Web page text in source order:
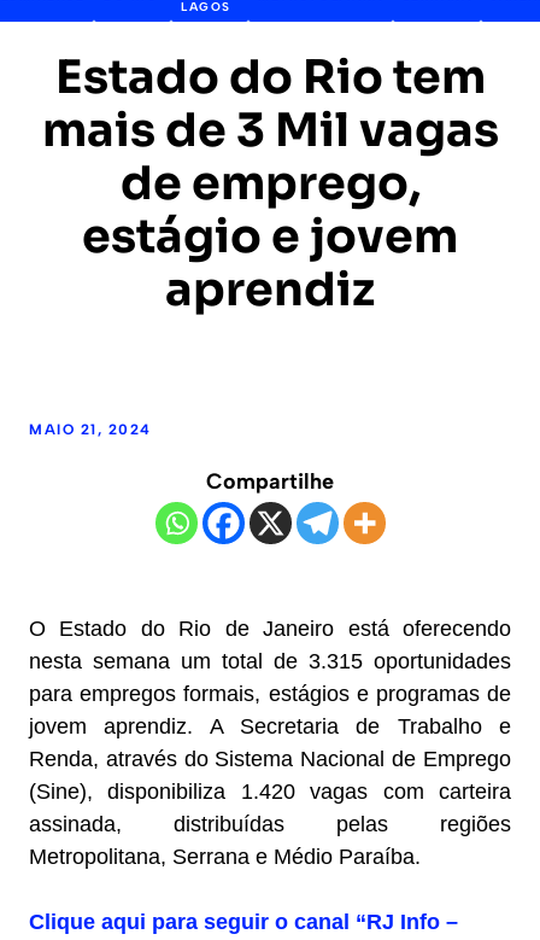
LAGOS
Estado do Rio tem
mais de 3 Mil vagas
de emprego,
estágio e jovem
aprendiz
MAIO 21, 2024
Compartilhe
O Estado do Rio de Janeiro está oferecendo
nesta semana um total de 3.315 oportunidades
para empregos formais, estágios e programas de
jovem aprendiz. A Secretaria de Trabalho e
Renda, através do Sistema Nacional de Emprego
(Sine), disponibiliza 1.420 vagas com carteira
assinada, distribuídas pelas regiões
Metropolitana, Serrana e Médio Paraíba.
Clique aqui para seguir o canal “RJ Info –